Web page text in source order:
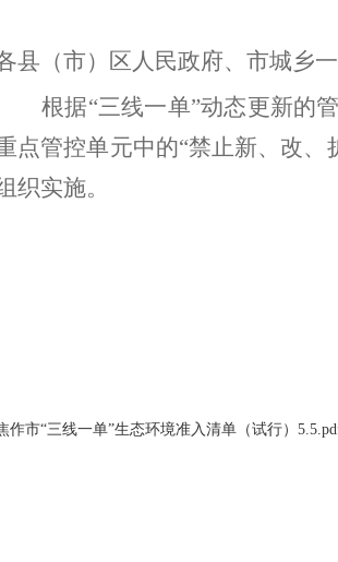
县（市）区人民政府、市城乡
根据“三线一单”动态更新的
点管控单元中的“禁止新、改、
织实施。
作市“三线一单”生态环境准入清单（试行）